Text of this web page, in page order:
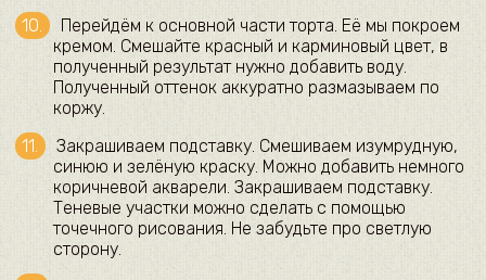
Перейдём к основной части торта. Её мы покроем
кремом. Смешайте красный и карминовый цвет, в
полученный результат нужно добавить воду.
Полученный оттенок аккуратно размазываем по
коржу.
Закрашиваем подставку. Смешиваем изумрудную,
синюю и зелёную краску. Можно добавить немного
коричневой акварели. Закрашиваем подставку.
Теневые участки можно сделать с помощью
точечного рисования. Не забудьте про светлую
сторону.